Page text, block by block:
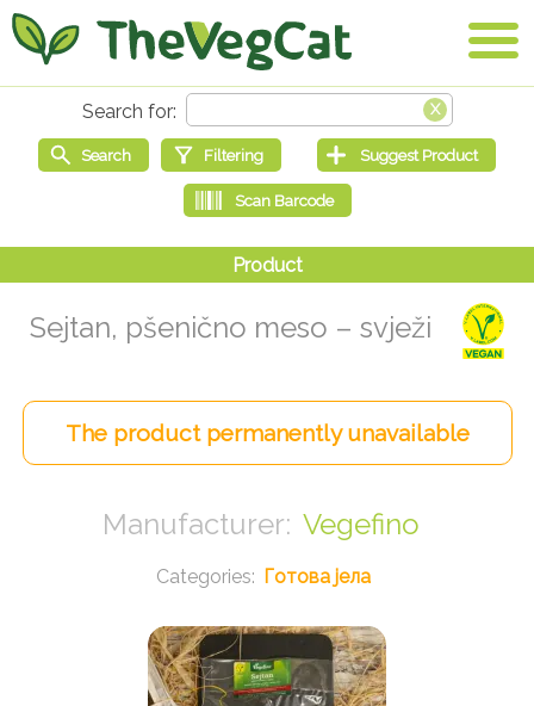
Sejtan, pšenično meso – svježi
Vegefino
Готова јела